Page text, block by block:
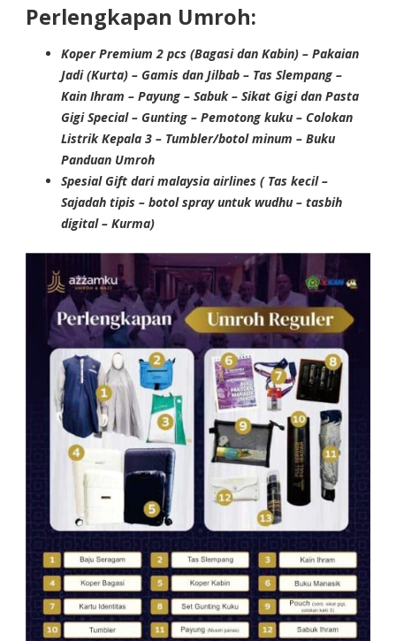
Perlengkapan Umroh:
Koper Premium 2 pcs (Bagasi dan Kabin) – Pakaian
Jadi (Kurta) – Gamis dan Jilbab – Tas Slempang –
Kain Ihram – Payung – Sabuk – Sikat Gigi dan Pasta
Gigi Special – Gunting – Pemotong kuku – Colokan
Listrik Kepala 3 – Tumbler/botol minum – Buku
Panduan Umroh
Spesial Gift dari malaysia airlines ( Tas kecil –
Sajadah tipis – botol spray untuk wudhu – tasbih
digital – Kurma)